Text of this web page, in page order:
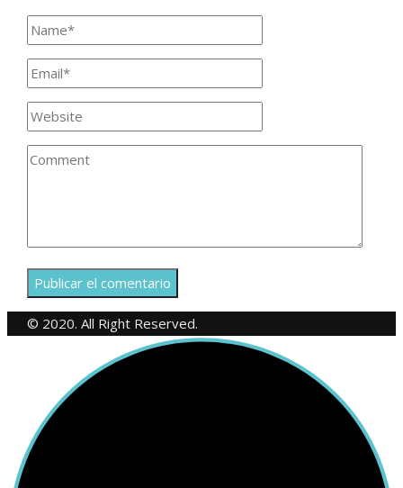
© 2020. All Right Reserved.